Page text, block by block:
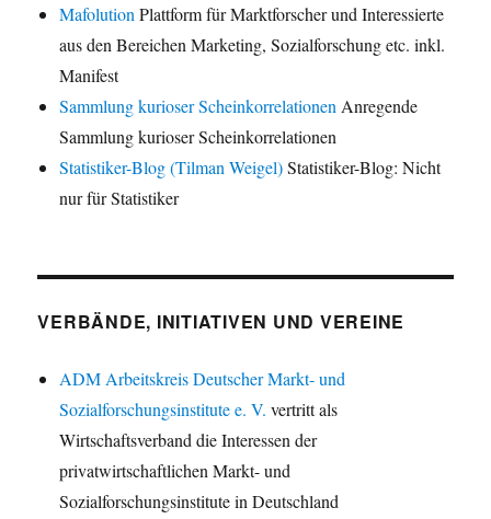
Mafolution Plattform für Marktforscher und Interessierte
aus den Bereichen Marketing, Sozialforschung etc. inkl.
Manifest
Sammlung kurioser Scheinkorrelationen Anregende
Sammlung kurioser Scheinkorrelationen
Statistiker-Blog (Tilman Weigel)Statistiker-Blog: Nicht
nur für Statistiker
VERBÄNDE, INITIATIVEN UND VEREINE
ADM Arbeitskreis Deutscher Markt- und
Sozialforschungsinstitute e. V. vertritt als
Wirtschaftsverband die Interessen der
privatwirtschaftlichen Markt- und
Sozialforschungsinstitute in Deutschland